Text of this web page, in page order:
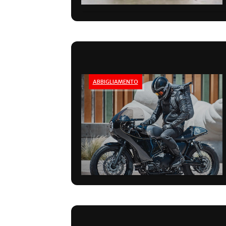
ABBIGLIAMENTO